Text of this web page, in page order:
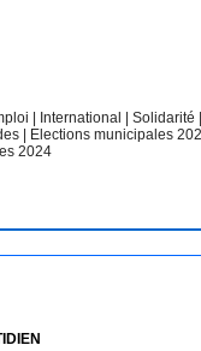
International |Solidarité
Elections municipales
2024